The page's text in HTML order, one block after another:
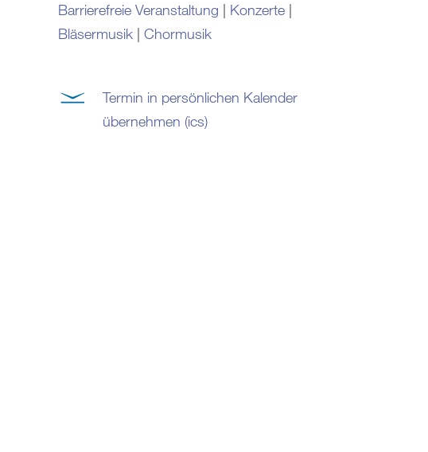
Barrierefreie Veranstaltung | Konzerte|
Bläsermusik| Chormusik
Termin in persönlichen Kalender
übernehmen (ics)